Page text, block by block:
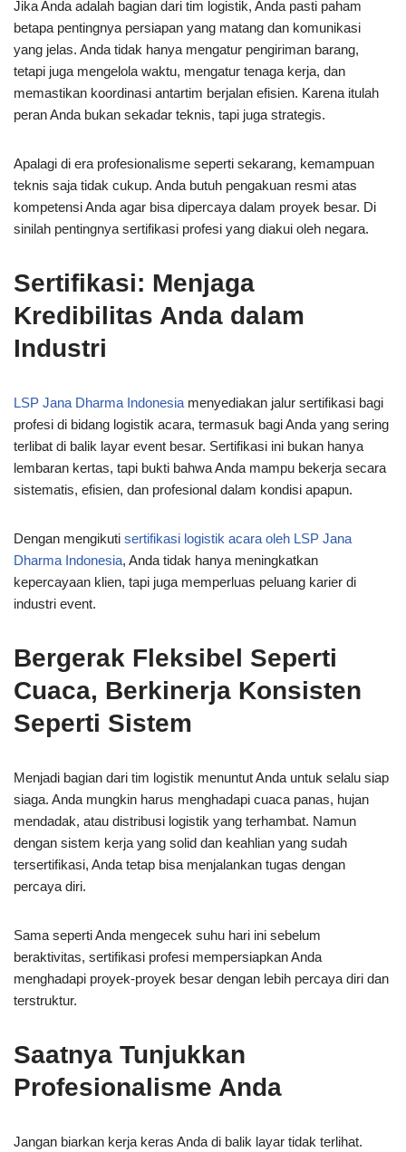
Jika Anda adalah bagian dari tim logistik, Anda pasti paham
betapa pentingnya persiapan yang matang dan komunikasi
yang jelas. Anda tidak hanya mengatur pengiriman barang,
tetapi juga mengelola waktu, mengatur tenaga kerja, dan
memastikan koordinasi antartim berjalan efisien. Karena itulah
peran Anda bukan sekadar teknis, tapi juga strategis.
Apalagi di era profesionalisme seperti sekarang, kemampuan
teknis saja tidak cukup. Anda butuh pengakuan resmi atas
kompetensi Anda agar bisa dipercaya dalam proyek besar. Di
sinilah pentingnya sertifikasi profesi yang diakui oleh negara.
Sertifikasi: Menjaga
Kredibilitas Anda dalam
Industri
LSP Jana Dharma Indonesia menyediakan jalur sertifikasi bagi
profesi di bidang logistik acara, termasuk bagi Anda yang sering
terlibat di balik layar event besar. Sertifikasi ini bukan hanya
lembaran kertas, tapi bukti bahwa Anda mampu bekerja secara
sistematis, efisien, dan profesional dalam kondisi apapun.
Dengan mengikuti sertifikasi logistik acara oleh LSP Jana
Dharma Indonesia, Anda tidak hanya meningkatkan
kepercayaan klien, tapi juga memperluas peluang karier di
industri event.
Bergerak Fleksibel Seperti
Cuaca, Berkinerja Konsisten
Seperti Sistem
Menjadi bagian dari tim logistik menuntut Anda untuk selalu siap
siaga. Anda mungkin harus menghadapi cuaca panas, hujan
mendadak, atau distribusi logistik yang terhambat. Namun
dengan sistem kerja yang solid dan keahlian yang sudah
tersertifikasi, Anda tetap bisa menjalankan tugas dengan
percaya diri.
Sama seperti Anda mengecek suhu hari ini sebelum
beraktivitas, sertifikasi profesi mempersiapkan Anda
menghadapi proyek-proyek besar dengan lebih percaya diri dan
terstruktur.
Saatnya Tunjukkan
Profesionalisme Anda
Jangan biarkan kerja keras Anda di balik layar tidak terlihat.